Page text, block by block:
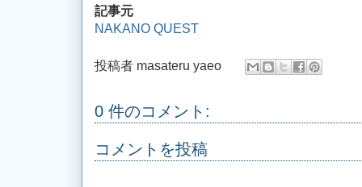
記事元
NAKANO QUEST
投稿者 masateru yaeo
0 件のコメント:
コメントを投稿